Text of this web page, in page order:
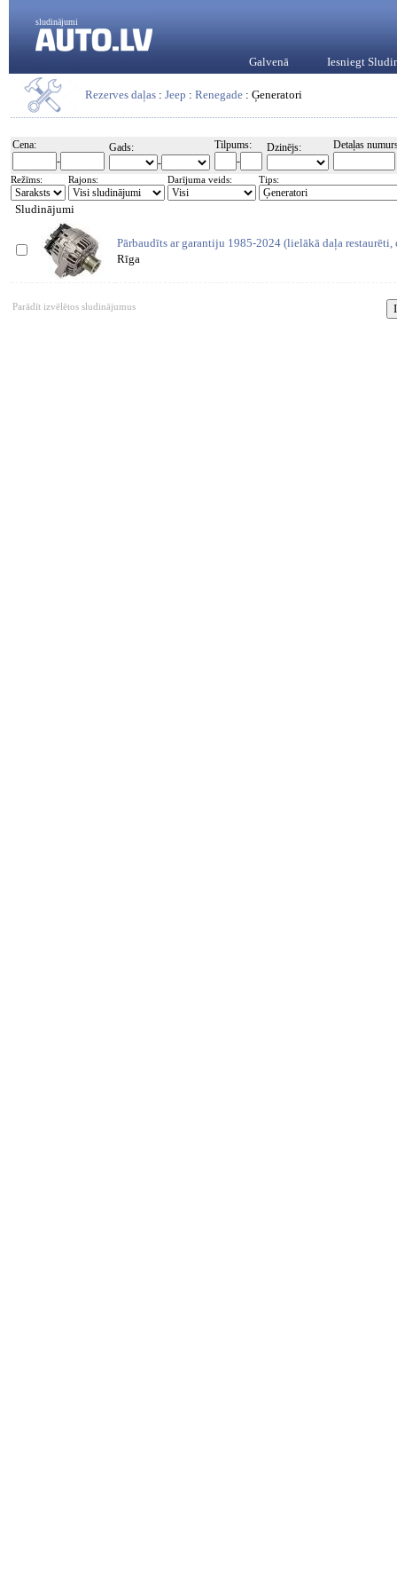
sludinājumi
Galvenā Iesniegt
Rezerves daļas : Jeep : Renegade : Ģeneratori
Cena:
-
Gads:
-
Tilpums:
-
Dzinējs: Detaļas
Režīms: Rajons: Darījuma veids: Tips:
Sludinājumi
Pārbaudīts ar garantiju 1985-2024 (lielākā daļa restaurēti,
Rīga
Parādīt izvēlētos sludinājumus